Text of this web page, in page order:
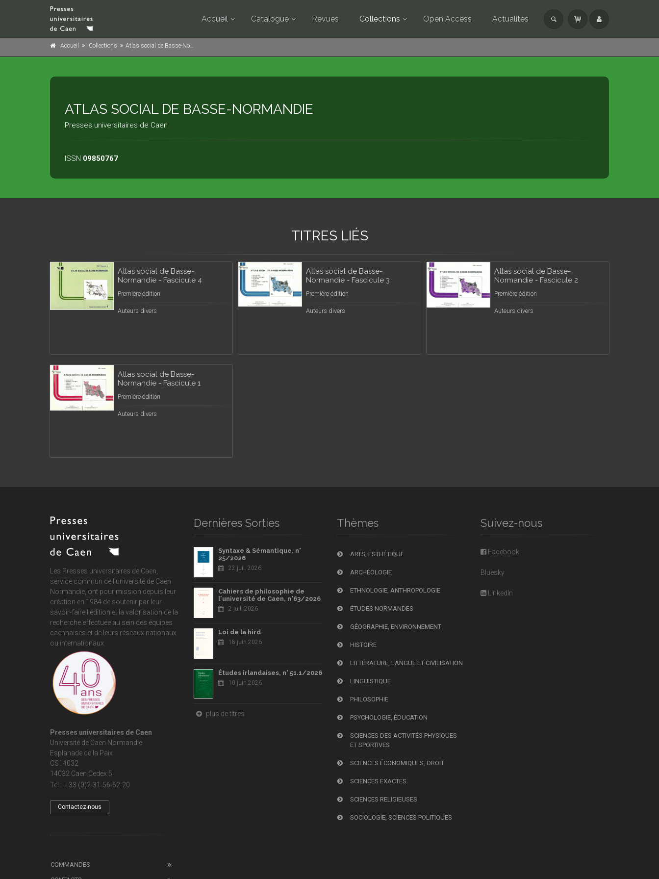
Accueil Catalogue Revues Collections Open Access Actualités
Accueil Collections Atlas social de Basse-Normandie
ATLAS SOCIAL DE BASSE-NORMANDIE
Presses universitaires de Caen
ISSN 09850767
TITRES LIÉS
Atlas social de Basse-
Normandie - Fascicule 4
Première édition
Auteurs divers
Atlas social de Basse-
Normandie - Fascicule 3
Première édition
Auteurs divers
Atlas social de Basse-
Normandie - Fascicule 2
Première édition
Auteurs divers
Atlas social de Basse-
Normandie - Fascicule 1
Première édition
Auteurs divers
Les Presses universitaires de Caen,
service commun de l'université de Caen
Normandie, ont pour mission depuis leur
création en 1984 de soutenir par leur
savoir-faire l'édition et la valorisation de la
recherche effectuée au sein des équipes
caennaises et de leurs réseaux nationaux
ou internationaux.
Presses universitaires de Caen
Université de Caen Normandie
Esplanade de la Paix
CS14032
14032 Caen Cedex 5
Tel : + 33 (0)2-31-56-62-20
Contactez-nous
COMMANDES
Dernières Sorties
Syntaxe & Sémantique, n°
25/2026
22 juil. 2026
Cahiers de philosophie de
l'université de Caen, n°63/2026
2 juil. 2026
Loi de la hird
18 juin 2026
Études irlandaises, n° 51.1/2026
10 juin 2026
plus de titres
Thèmes
ARTS, ESTHÉTIQUE
ARCHÉOLOGIE
ETHNOLOGIE, ANTHROPOLOGIE
ÉTUDES NORMANDES
GÉOGRAPHIE, ENVIRONNEMENT
HISTOIRE
LITTÉRATURE, LANGUE ET CIVILISATION
LINGUISTIQUE
PHILOSOPHIE
PSYCHOLOGIE, ÉDUCATION
SCIENCES DES ACTIVITÉS PHYSIQUES
ET SPORTIVES
SCIENCES ÉCONOMIQUES, DROIT
SCIENCES EXACTES
SCIENCES RELIGIEUSES
SOCIOLOGIE, SCIENCES POLITIQUES
Suivez-nous
Facebook
Bluesky
LinkedIn